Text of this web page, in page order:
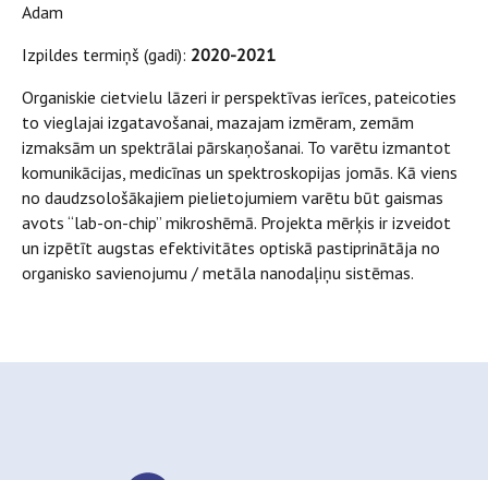
Adam
Izpildes termiņš (gadi): 2020-2021
Organiskie cietvielu lāzeri ir perspektīvas ierīces, pateicoties
to vieglajai izgatavošanai, mazajam izmēram, zemām
izmaksām un spektrālai pārskaņošanai. To varētu izmantot
komunikācijas, medicīnas un spektroskopijas jomās. Kā viens
no daudzsološākajiem pielietojumiem varētu būt gaismas
avots “lab-on-chip” mikroshēmā. Projekta mērķis ir izveidot
un izpētīt augstas efektivitātes optiskā pastiprinātāja no
organisko savienojumu / metāla nanodaļiņu sistēmas.